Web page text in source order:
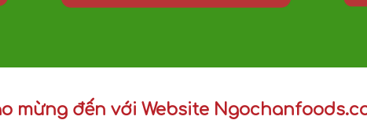
mừng đến với Website